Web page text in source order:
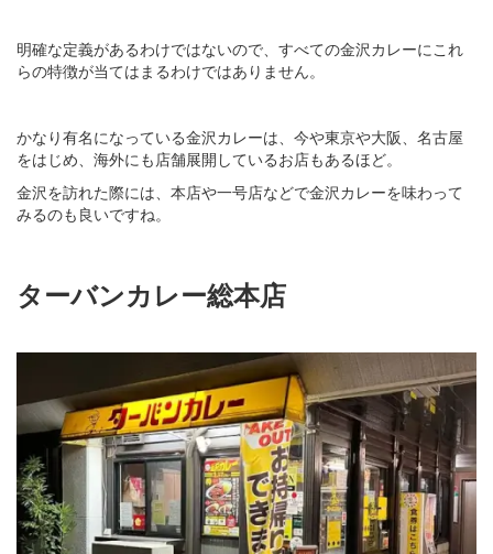
明確な定義があるわけではないので、すべての金沢カレーにこれ
らの特徴が当てはまるわけではありません。
かなり有名になっている金沢カレーは、今や東京や大阪、名古屋
をはじめ、海外にも店舗展開しているお店もあるほど。
金沢を訪れた際には、本店や一号店などで金沢カレーを味わって
みるのも良いですね。
ターバンカレー総本店